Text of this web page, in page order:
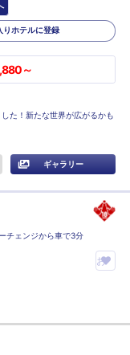
りホテルに登録
～
た！新たな世界が広がるかも
ギャラリー
チェンジから車で3分
お